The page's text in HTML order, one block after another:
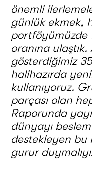
önemli
günlük ekmek,
portföyümüzde
oranına ulaştık.
gösterdiğimiz
halihazırda
kullanıyoruz.
parçası olan
Raporunda
dünyayı
destekleyen bu
gurur